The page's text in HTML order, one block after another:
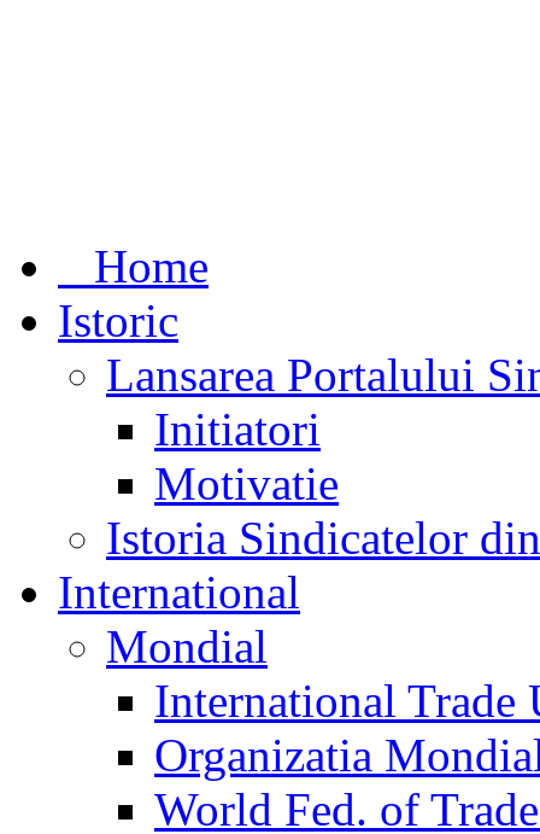
Home
Istoric
Lansarea Portalului
Initiatori
Motivatie
Istoria Sindicatelor
International
Mondial
International Trade
Organizatia
World Fed. of